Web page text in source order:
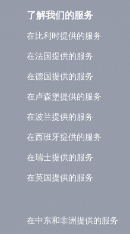
了解我们的服务
在比利时提供的服务
在法国提供的服务
在德国提供的服务
在卢森堡提供的服务
在波兰提供的服务
在西班牙提供的服务
在瑞士提供的服务
在英国提供的服务
在中东和非洲提供的服务